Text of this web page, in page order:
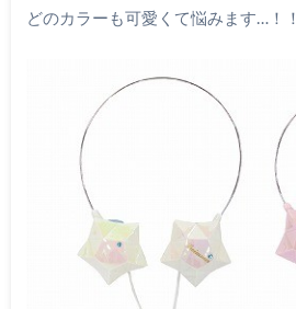
どのカラーも可愛くて悩みます…！！